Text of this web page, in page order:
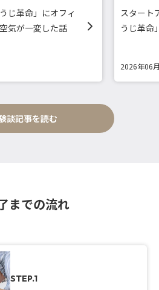
じ革命」にオフィ
気が一変した話
スタート
うじ革命
2026年06
談記事を読む
までの流れ
STEP.1